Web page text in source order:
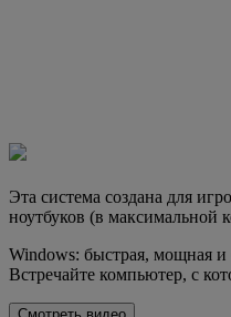
Эта система создана для
ноутбуков (в максимальной
Windows: быстрая, мощная и
Встречайте компьютер, с